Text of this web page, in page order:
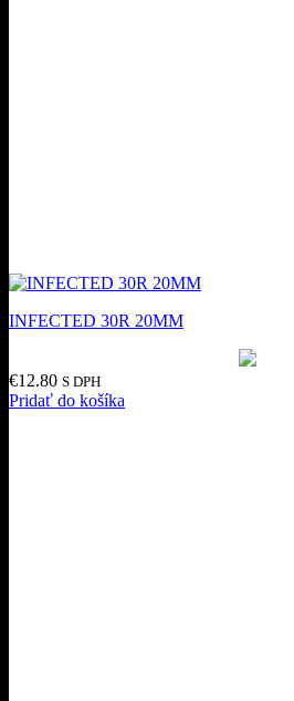
INFECTED 30R 20MM
€12.80 S DPH
Pridať do košíka